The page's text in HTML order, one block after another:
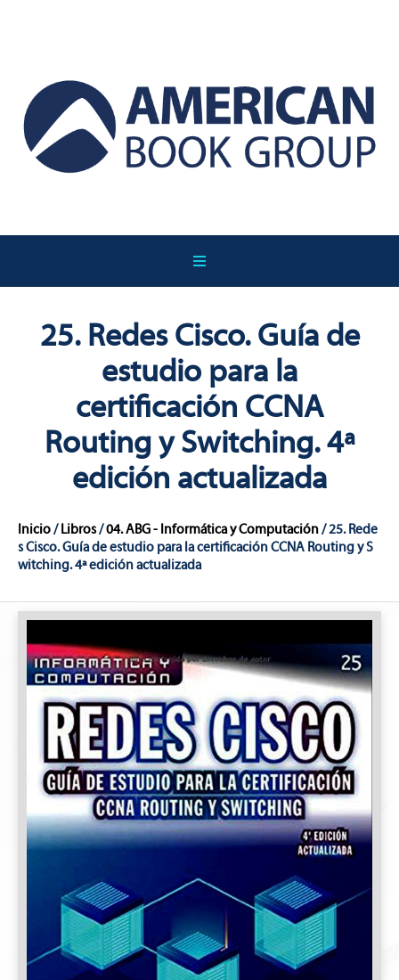
25. Redes Cisco. Guía de
estudio para la
certificación CCNA
Routing y Switching. 4ª
edición actualizada
Inicio/ Libros/04. ABG - Informática y Computación/ 25. Rede
s Cisco. Guía de estudio para la certificación CCNA Routing y S
witching. 4ª edición actualizada